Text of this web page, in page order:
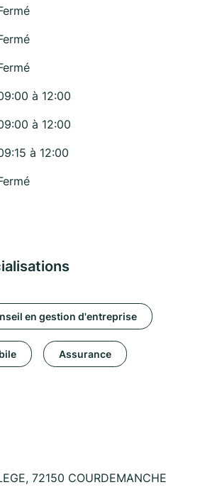
à 12:00
à 12:00
à 12:00
en gestion d'entreprise
Assurance
72150 COURDEMANCHE